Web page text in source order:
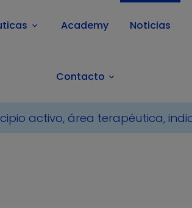
keyboard_arrow_down Academy Noticias
Contacto keyboard_arrow_down